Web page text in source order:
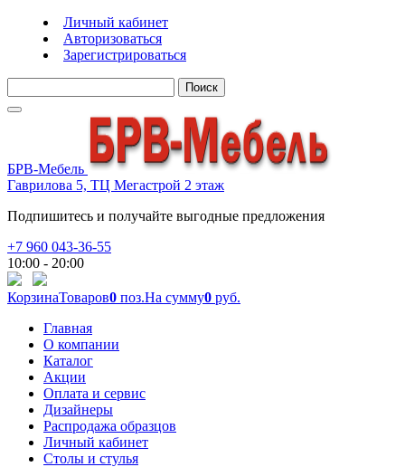
Личный кабинет
Авторизоваться
Зарегистрироваться
Поиск
БРВ-Мебель
Гаврилова 5, ТЦ Мегастрой 2 этаж
Подпишитесь и получайте выгодные предложения
+7 960 043-36-55
10:00 - 20:00
КорзинаТоваров0 поз.На сумму0 руб.
Главная
О компании
Каталог
Акции
Оплата и сервис
Дизайнеры
Распродажа образцов
Личный кабинет
Столы и стулья